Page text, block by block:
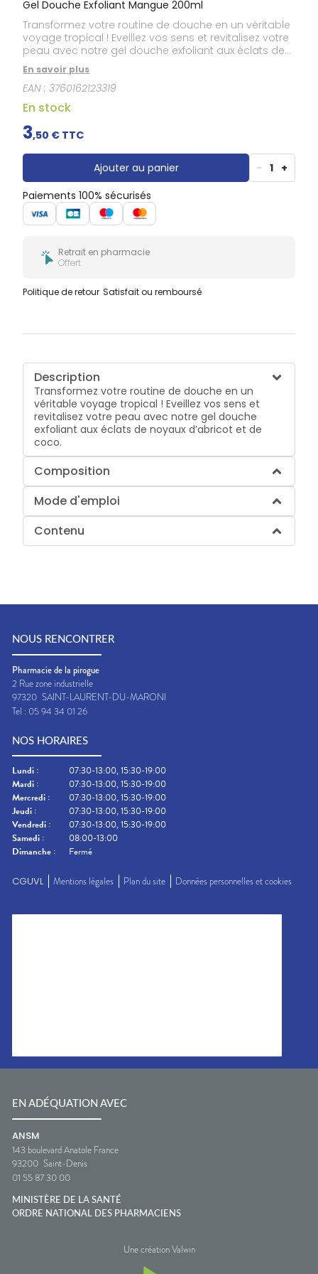
Gel Douche Exfoliant Mangue 200ml
Transformez votre routine de douche en un véritable
voyage tropical ! Eveillez vos sens et revitalisez votre
peau avec notre gel douche exfoliant aux éclats de
noyaux d’abricot et de coco.
En savoir plus
EAN :3760162123319
En stock
3,50 € TTC
Ajouter au panier - 1 +
Paiements 100% sécurisés
Retrait en pharmacie
Offert
Politique de retour Satisfait ou remboursé
Description
Transformez votre routine de douche en un
véritable voyage tropical ! Eveillez vos sens et
revitalisez votre peau avec notre gel douche
exfoliant aux éclats de noyaux d’abricot et de
coco.
Composition
Mode d'emploi
Contenu
NOUS RENCONTRER
Pharmacie de la pirogue
2 Rue zone industrielle
97320 SAINT-LAURENT-DU-MARONI
Tel : 05 94 34 01 26
NOS HORAIRES
Lundi :
07:30-13:00, 15:30-19:00
Mardi :
07:30-13:00, 15:30-19:00
Mercredi :
07:30-13:00, 15:30-19:00
Jeudi :
07:30-13:00, 15:30-19:00
Vendredi :
07:30-13:00, 15:30-19:00
Samedi :
08:00-13:00
Dimanche : Fermé
CGUVL Mentions légales Plan du site Données personnelles et cookies
EN ADÉQUATION AVEC
ANSM
143 boulevard Anatole France
93200 Saint-Denis
01 55 87 30 00
MINISTÈRE DE LA SANTÉ
ORDRE NATIONAL DES PHARMACIENS
Une création Valwin